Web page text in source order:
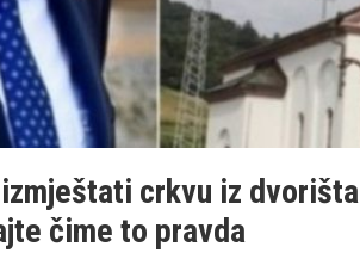
crkvu iz
čime to pravda